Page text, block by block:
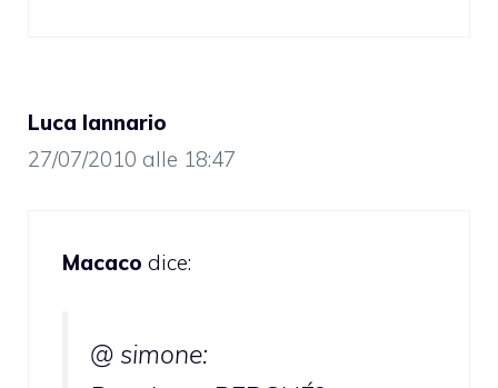
Luca Iannario
27/07/2010 alle 18:47
Macaco dice:
@ simone: